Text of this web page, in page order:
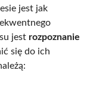
jest jak
jest rozpoznanie
się do ich